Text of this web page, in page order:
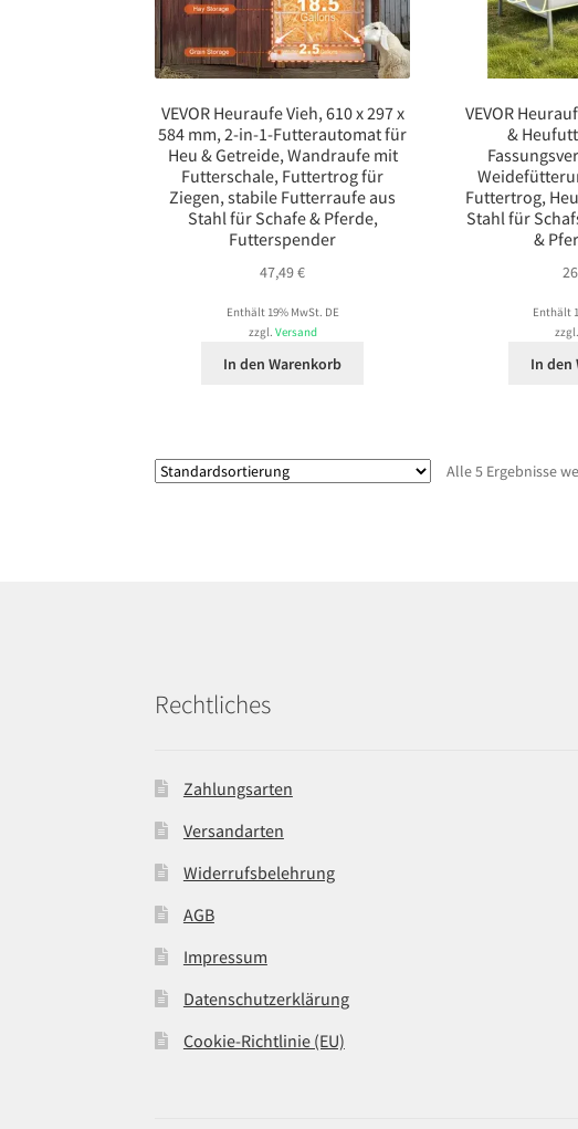
VEVOR Heuraufe Vieh, 610 x 297 x
584 mm, 2-in-1-Futterautomat für
Heu & Getreide, Wandraufe mit
Futterschale, Futtertrog für
Ziegen, stabile Futterraufe aus
Stahl für Schafe & Pferde,
Futterspender
47,49€
Enthält 19% MwSt. DE
zzgl. Versand
In den Warenkorb
VEVOR
&
Futtertrog,
Stahl für
&
Enthält
In den
Alle 5 Ergebnisse
Rechtliches
Zahlungsarten
Versandarten
Widerrufsbelehrung
AGB
Impressum
Datenschutzerklärung
Cookie-Richtlinie (EU)